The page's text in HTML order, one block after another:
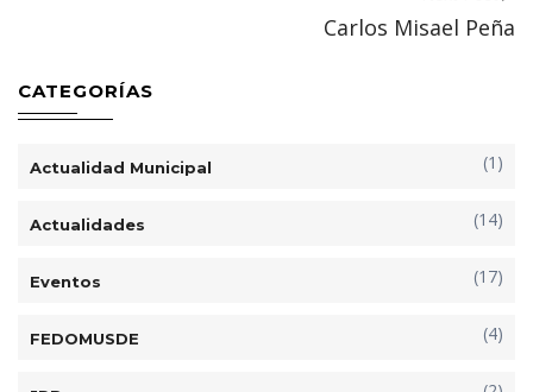
Carlos Misael Peña
CATEGORÍAS
Actualidad Municipal (1)
Actualidades (14)
Eventos (17)
FEDOMUSDE (4)